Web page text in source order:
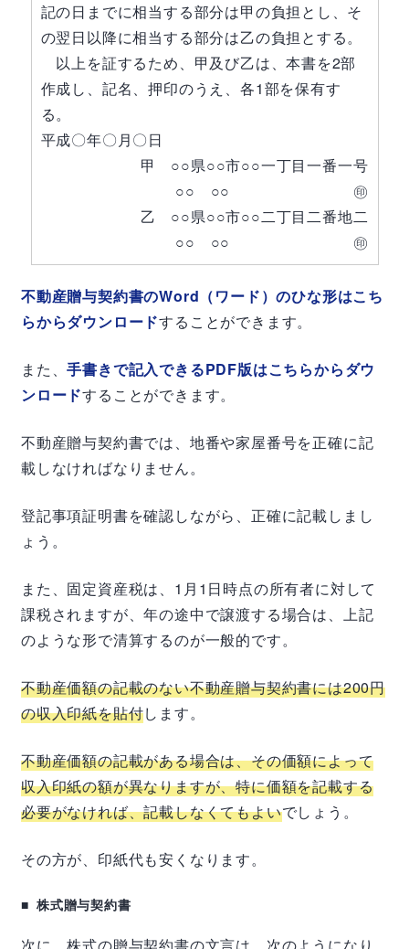
記の日までに相当する部分は甲の負担とし、そ
の翌日以降に相当する部分は乙の負担とする。
以上を証するため、甲及び乙は、本書を2部
作成し、記名、押印のうえ、各1部を保有す
る。
平成〇年〇月〇日
甲 ○○県○○市○○一丁目一番一号
○○ ○○ ㊞
乙 ○○県○○市○○二丁目二番地二
○○ ○○ ㊞
不動産贈与契約書のWord（ワード）のひな形はこち
らからダウンロードすることができます。
また、手書きで記入できるPDF版はこちらからダウ
ンロードすることができます。
不動産贈与契約書では、地番や家屋番号を正確に記
載しなければなりません。
登記事項証明書を確認しながら、正確に記載しまし
ょう。
また、固定資産税は、1月1日時点の所有者に対して
課税されますが、年の途中で譲渡する場合は、上記
のような形で清算するのが一般的です。
不動産価額の記載のない不動産贈与契約書には200円
の収入印紙を貼付します。
不動産価額の記載がある場合は、その価額によって
収入印紙の額が異なりますが、特に価額を記載する
必要がなければ、記載しなくてもよいでしょう。
その方が、印紙代も安くなります。
株式贈与契約書